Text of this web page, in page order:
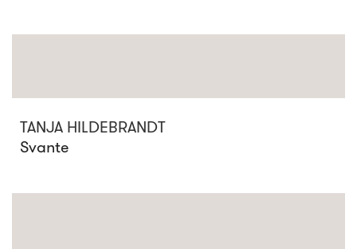
TANJA HILDEBRANDT
Svante